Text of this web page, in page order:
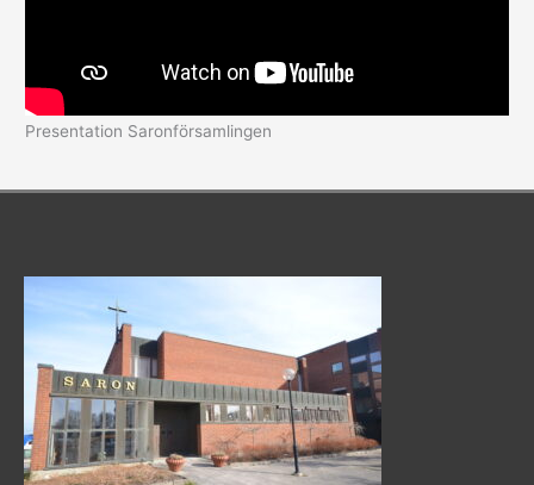
Presentation Saronförsamlingen